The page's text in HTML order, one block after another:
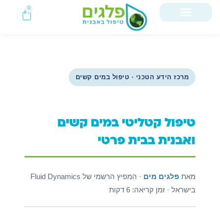
0
מרכז הידע הטכני · טיפול במים קשים
טיפול קטליטי במים קשים
ואבנית בבית פרטי
מאת פלגים מים
· המפיץ הרשמי של Fluid Dynamics
בישראל · זמן קריאה: 6 דקות